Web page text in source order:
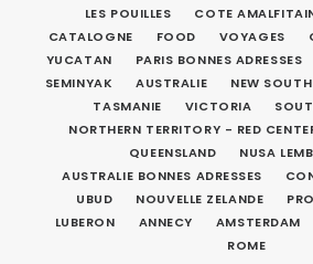
LES POUILLES
COTE
CATALOGNE
FOOD VOYAGES
YUCATAN
PARIS BONNES ADRESSES
SEMINYAK
AUSTRALIE NEW
TASMANIE
VICTORIA
NORTHERN TERRITORY - RED
QUEENSLAND
NUSA
AUSTRALIE BONNES ADRESSES
UBUD
NOUVELLE ZELANDE
LUBERON
ANNECY AMSTERDAM
ROME